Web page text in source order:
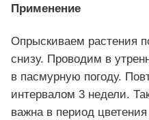
Применение
Опрыскиваем растения
снизу. Проводим в
в пасмурную погоду.
интервалом 3 недели.
важна в период